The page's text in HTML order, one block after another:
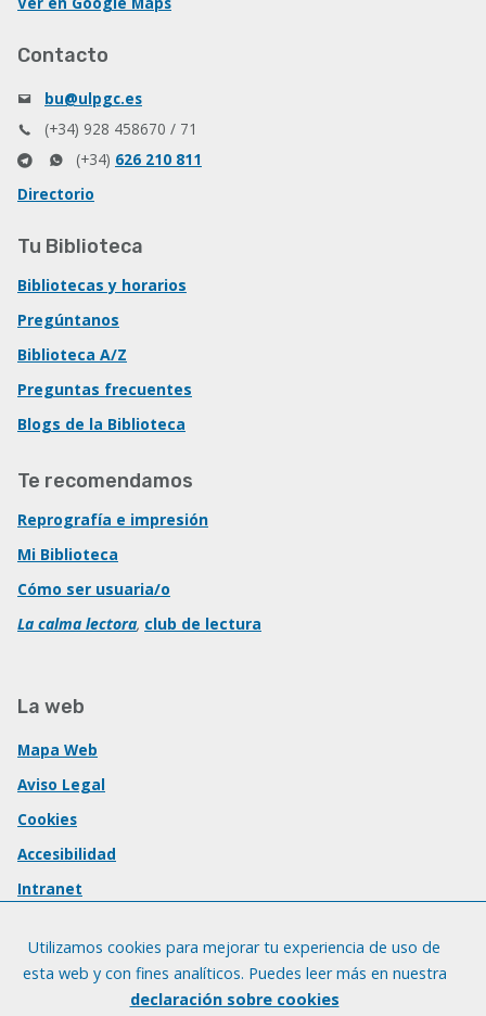
Contacto
bu@ulpgc.es
(+34) 928 458670 / 71
(+34) 626 210 811
Directorio
Tu Biblioteca
Bibliotecas y horarios
Pregúntanos
Biblioteca A/Z
Preguntas frecuentes
Blogs de la Biblioteca
Te recomendamos
Reprografía e impresión
Mi Biblioteca
Cómo ser usuaria/o
La calma lectora, club de lectura
La web
Mapa Web
Aviso Legal
Cookies
Accesibilidad
Intranet
Utilizamos cookies para mejorar tu experiencia de uso de
esta web y con fines analíticos. Puedes leer más en nuestra
declaración sobre cookies